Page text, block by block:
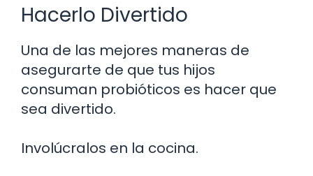
Hacerlo Divertido
Una de las mejores maneras de
asegurarte de que tus hijos
consuman probióticos es hacer que
sea divertido.
Involúcralos en la cocina.